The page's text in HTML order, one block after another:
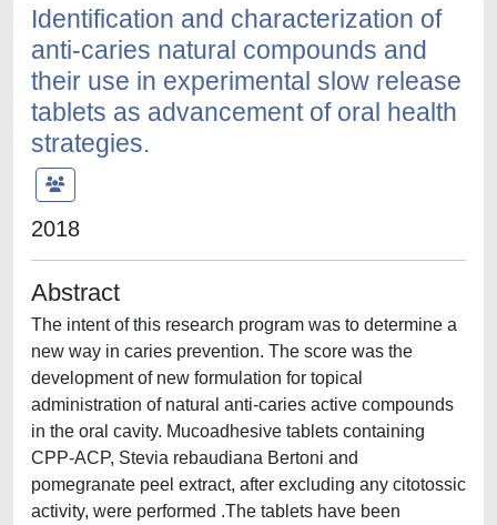
Identification and characterization of
anti-caries natural compounds and
their use in experimental slow release
tablets as advancement of oral health
strategies.
2018
Abstract
The intent of this research program was to determine a
new way in caries prevention. The score was the
development of new formulation for topical
administration of natural anti-caries active compounds
in the oral cavity. Mucoadhesive tablets containing
CPP-ACP, Stevia rebaudiana Bertoni and
pomegranate peel extract, after excluding any citotossic
activity, were performed .The tablets have been